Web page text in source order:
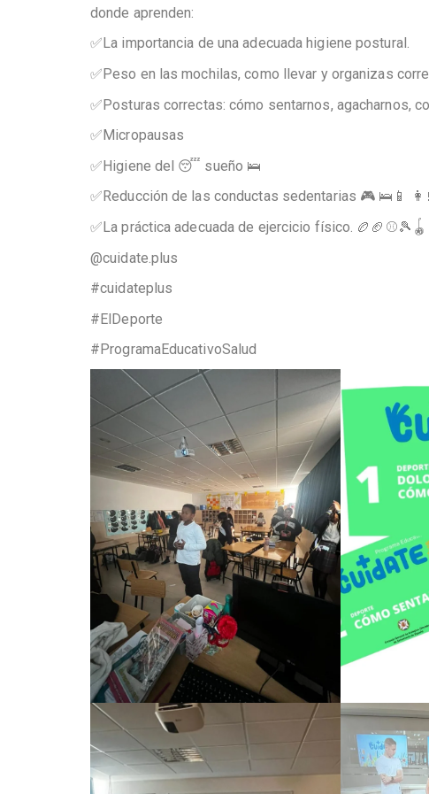
donde aprenden:
✅La importancia de una adecuada higiene postural.
✅Peso en las mochilas, como llevar y organizas
✅Posturas correctas: cómo sentarnos, agacharnos,
✅Micropausas
✅Higiene del 😴 sueño 🛌
✅Reducción de las conductas sedentarias 🎮 🛌📱
✅La práctica adecuada de ejercicio físico. 🏉🏈⚾️🎾🪀
@cuidate.plus
#cuidateplus
#ElDeporte
#ProgramaEducativoSalud